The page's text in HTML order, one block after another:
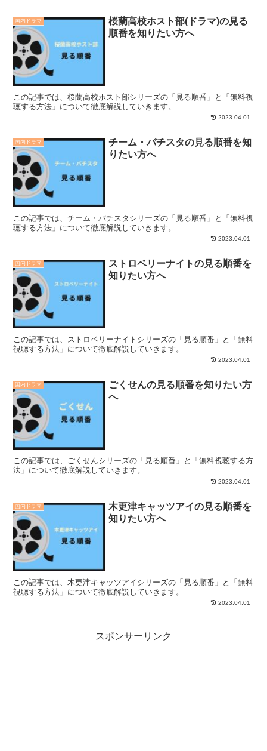
国内ドラマ
桜蘭高校ホスト部(ドラマ)の見る
順番を知りたい方へ
この記事では、桜蘭高校ホスト部シリーズの「見る順番」と「無料視
聴する方法」について徹底解説していきます。
2023.04.01
国内ドラマ
チーム・バチスタの見る順番を知
りたい方へ
この記事では、チーム・バチスタシリーズの「見る順番」と「無料視
聴する方法」について徹底解説していきます。
2023.04.01
国内ドラマ
ストロベリーナイトの見る順番を
知りたい方へ
この記事では、ストロベリーナイトシリーズの「見る順番」と「無料
視聴する方法」について徹底解説していきます。
2023.04.01
国内ドラマ
ごくせんの見る順番を知りたい方
へ
この記事では、ごくせんシリーズの「見る順番」と「無料視聴する方
法」について徹底解説していきます。
2023.04.01
国内ドラマ
木更津キャッツアイの見る順番を
知りたい方へ
この記事では、木更津キャッツアイシリーズの「見る順番」と「無料
視聴する方法」について徹底解説していきます。
2023.04.01
スポンサーリンク